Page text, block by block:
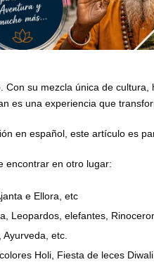
su mezcla única de cultura,
es una experiencia que
en español, este artículo es
encontrar en otro lugar:
e Ellora, etc
Leopardos, elefantes,
Ayurveda, etc.
Holi, Fiesta de leces